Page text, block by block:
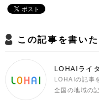
この記事を書い
LOHAIライ
LOHAIの記事
全国の地域の